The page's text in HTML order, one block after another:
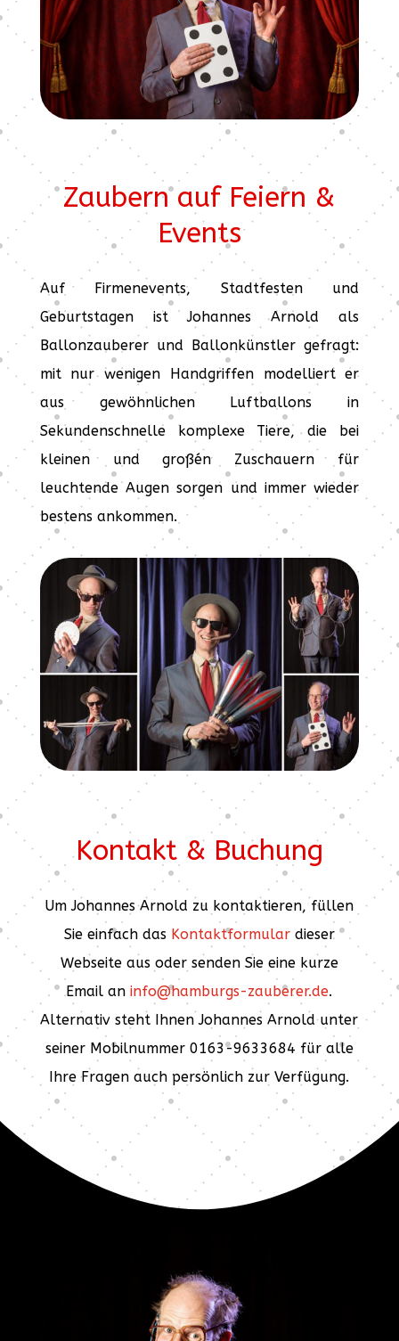
Zaubern auf Feiern &
Events
Auf Firmenevents, Stadtfesten und
Geburtstagen ist Johannes Arnold als
Ballonzauberer und Ballonkünstler gefragt:
mit nur wenigen Handgriffen modelliert er
aus gewöhnlichen Luftballons in
Sekundenschnelle komplexe Tiere, die bei
kleinen und großén Zuschauern für
leuchtende Augen sorgen und immer wieder
bestens ankommen.
Kontakt & Buchung
Um Johannes Arnold zu kontaktieren, füllen
Sie einfach das Kontaktformulardieser
Webseite aus oder senden Sie eine kurze
Email aninfo@hamburgs-zauberer.de.
Alternativ steht Ihnen Johannes Arnold unter
seiner Mobilnummer 0163-9633684 für alle
Ihre Fragen auch persönlich zur Verfügung.